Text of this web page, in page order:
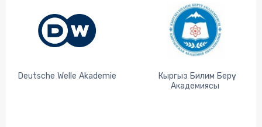
Deutsche Welle Akademie
Кыргыз Билим Берүү
Академиясы